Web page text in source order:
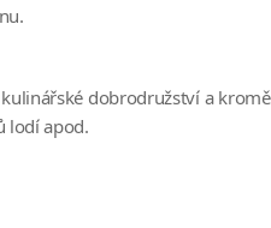
dobrodružství a
lodí apod.